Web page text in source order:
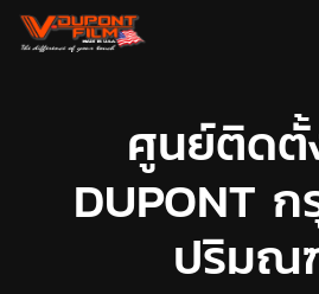
ศูนย์ติด
DUPONT
ปริมณ